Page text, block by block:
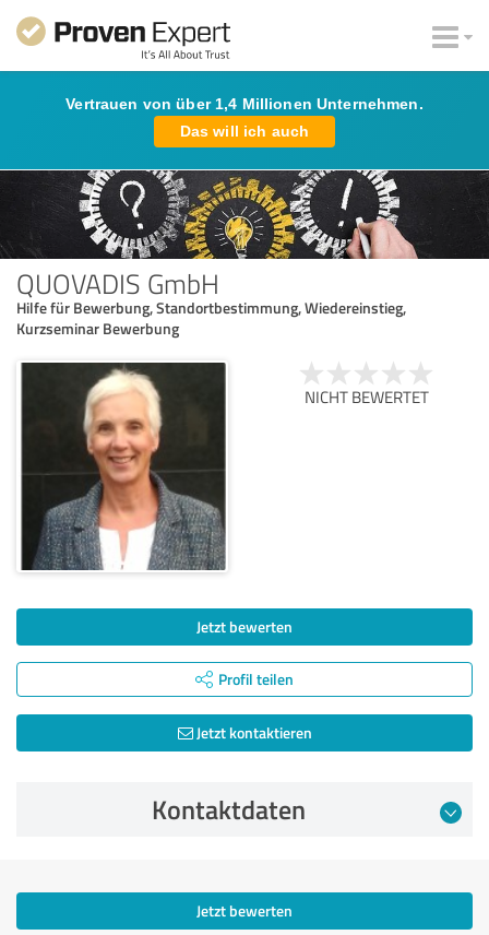
Vertrauen von über 1,4 Millionen Unternehmen.
Das will ich auch
QUOVADIS GmbH
Hilfe für Bewerbung, Standortbestimmung, Wiedereinstieg,
Kurzseminar Bewerbung
NICHT BEWERTET
Jetzt bewerten
Profil teilen
Jetzt kontaktieren
Kontaktdaten
Jetzt bewerten